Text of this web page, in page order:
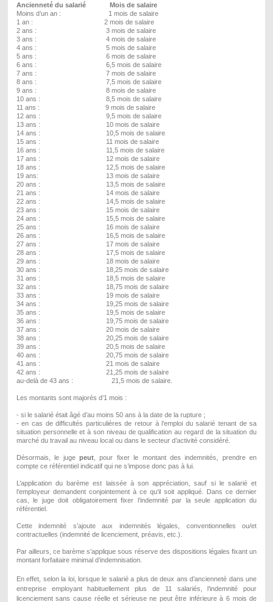
Ancienneté du salarié Mois de salaire
Moins d’un an : 1 mois de salaire
1 an : 2 mois de salaire
2 ans : 3 mois de salaire
3 ans : 4 mois de salaire
4 ans : 5 mois de salaire
5 ans : 6 mois de salaire
6 ans : 6,5 mois de salaire
7 ans : 7 mois de salaire
8 ans : 7,5 mois de salaire
9 ans : 8 mois de salaire
10 ans : 8,5 mois de salaire
11 ans : 9 mois de salaire
12 ans : 9,5 mois de salaire
13 ans : 10 mois de salaire
14 ans : 10,5 mois de salaire
15 ans : 11 mois de salaire
16 ans : 11,5 mois de salaire
17 ans : 12 mois de salaire
18 ans : 12,5 mois de salaire
19 ans: 13 mois de salaire
20 ans : 13,5 mois de salaire
21 ans : 14 mois de salaire
22 ans : 14,5 mois de salaire
23 ans : 15 mois de salaire
24 ans : 15,5 mois de salaire
25 ans : 16 mois de salaire
26 ans : 16,5 mois de salaire
27 ans : 17 mois de salaire
28 ans : 17,5 mois de salaire
29 ans : 18 mois de salaire
30 ans : 18,25 mois de salaire
31 ans : 18,5 mois de salaire
32 ans : 18,75 mois de salaire
33 ans : 19 mois de salaire
34 ans : 19,25 mois de salaire
35 ans : 19,5 mois de salaire
36 ans : 19,75 mois de salaire
37 ans : 20 mois de salaire
38 ans : 20,25 mois de salaire
39 ans : 20,5 mois de salaire
40 ans : 20,75 mois de salaire
41 ans : 21 mois de salaire
42 ans : 21,25 mois de salaire
au-delà de 43 ans : 21,5 mois de salaire.
Les montants sont majorés d’1 mois :
- si le salarié était âgé d’au moins 50 ans à la date de la rupture ;
- en cas de difficultés particulières de retour à l’emploi du salarié tenant de sa
situation personnelle et à son niveau de qualification au regard de la situation du
marché du travail au niveau local ou dans le secteur d’activité considéré.
Désormais, le jugepeut , pour fixer le montant des indemnités, prendre en
compte ce référentiel indicatif qui ne s’impose donc pas à lui.
L’application du barème est laissée à son appréciation, sauf si le salarié et
l’employeur demandent conjointement à ce qu’il soit appliqué. Dans ce dernier
cas, le juge doit obligatoirement fixer l’indemnité par la seule application du
référentiel.
Cette indemnité s’ajoute aux indemnités légales, conventionnelles ou/et
contractuelles (indemnité de licenciement, préavis, etc.).
Par ailleurs, ce barème s’applique sous réserve des dispositions légales fixant un
montant forfaitaire minimal d’indemnisation.
En effet, selon la loi, lorsque le salarié a plus de deux ans d’ancienneté dans une
entreprise employant habituellement plus de 11 salariés, l’indemnité pour
licenciement sans cause réelle et sérieuse ne peut être inférieure à 6 mois de